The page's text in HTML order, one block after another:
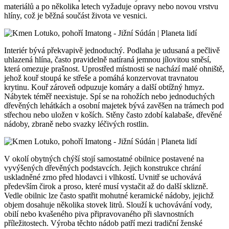
materiálů a po několika letech vyžaduje opravy nebo novou vrstvu
hlíny, což je běžná součást života ve vesnici.
Interiér bývá překvapivě jednoduchý. Podlaha je udusaná a pečlivě
uhlazená hlína, často pravidelně natíraná jemnou jílovitou směsí,
která omezuje prašnost. Uprostřed místnosti se nachází malé ohniště,
jehož kouř stoupá ke střeše a pomáhá konzervovat travnatou
krytinu. Kouř zároveň odpuzuje komáry a další obtížný hmyz.
Nábytek téměř neexistuje. Spí se na rohožích nebo jednoduchých
dřevěných lehátkách a osobní majetek bývá zavěšen na trámech pod
střechou nebo uložen v koších. Stěny často zdobí kalabaše, dřevěné
nádoby, zbraně nebo svazky léčivých rostlin.
V okolí obytných chýší stojí samostatné obilnice postavené na
vyvýšených dřevěných podstavcích. Jejich konstrukce chrání
uskladněné zrno před hlodavci i vlhkostí. Uvnitř se uchovává
především čirok a proso, které musí vystačit až do další sklizně.
Vedle obilnic lze často spatřit mohutné keramické nádoby, jejichž
objem dosahuje několika stovek litrů. Slouží k uchovávání vody,
obilí nebo kvašeného piva připravovaného při slavnostních
příležitostech. Výroba těchto nádob patří mezi tradiční ženské